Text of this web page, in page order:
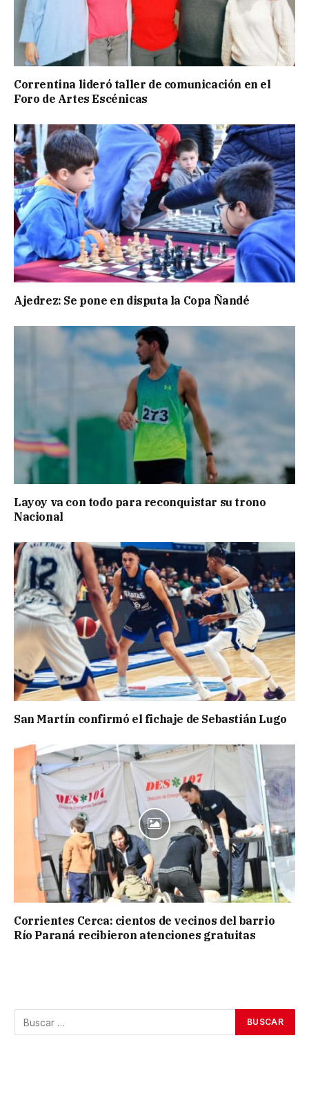
Correntina lideró taller de comunicación en el
Foro de Artes Escénicas
Ajedrez: Se pone en disputa la Copa Ñandé
Layoy va con todo para reconquistar su trono
Nacional
San Martín confirmó el fichaje de Sebastián Lugo
Corrientes Cerca: cientos de vecinos del barrio
Río Paraná recibieron atenciones gratuitas